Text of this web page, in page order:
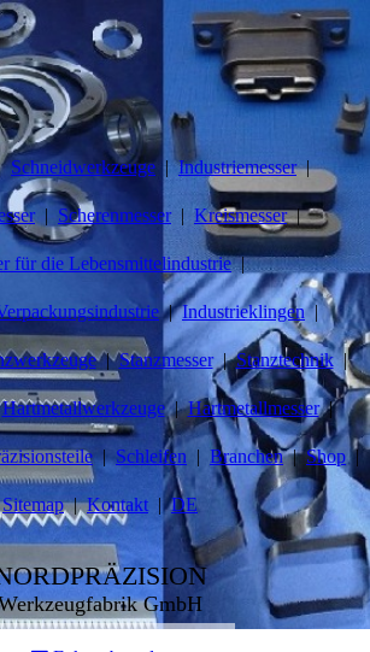
Schneidwerkzeuge Industriemesser
Scherenmesser Kreismesser
für die Lebensmittelindustrie
Industrieklingen
Stanzmesser Stanztechnik
Hartmetallwerkzeuge Hartmetallmesser
Schleifen Branchen Shop
Sitemap Kontakt DE
GmbH